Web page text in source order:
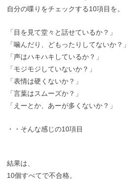
自分の喋りをチェックする10項目を。
「目を見て堂々と話せているか？」
「噛んだり、どもったりしてないか？」
「声はハキハキしているか？」
「モジモジしていないか？」
「表情は硬くないか？」
「言葉はスムーズか？」
「えーとか、あーが多くないか？」
・・そんな感じの10項目
結果は、
10個すべてで不合格。